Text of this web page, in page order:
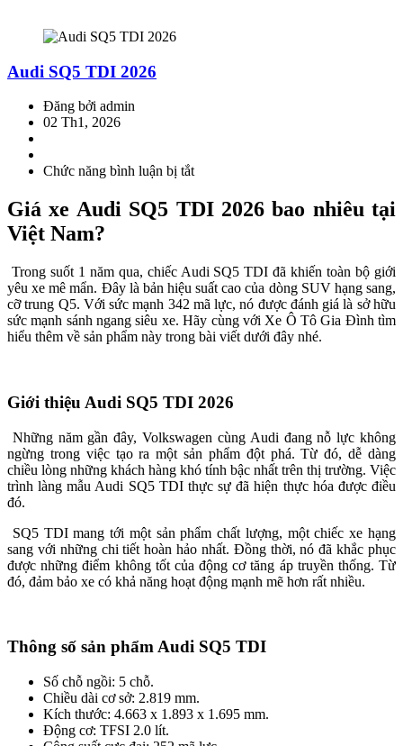
Audi SQ5 TDI 2026
Đăng bởi admin
02 Th1, 2026
Chức năng bình luận bị tắtở
SQ5
TDI
Giá xe Audi SQ5 TDI 2026 bao nhiêu tại
Việt Nam?
Trong suốt 1 năm qua, chiếc Audi SQ5 TDI đã khiến toàn bộ giới
yêu xe mê mẩn. Đây là bản hiệu suất cao của dòng SUV hạng sang,
cỡ trung Q5. Với sức mạnh 342 mã lực, nó được đánh giá là sở hữu
sức mạnh sánh ngang siêu xe. Hãy cùng với Xe Ô Tô Gia Đình tìm
hiểu thêm về sản phẩm này trong bài viết dưới đây nhé.
Giới thiệu Audi SQ5 TDI 2026
Những năm gần đây, Volkswagen cùng Audi đang nỗ lực không
ngừng trong việc tạo ra một sản phẩm đột phá. Từ đó, dễ dàng
chiều lòng những khách hàng khó tính bậc nhất trên thị trường. Việc
trình làng mẫu Audi SQ5 TDI thực sự đã hiện thực hóa được điều
đó.
SQ5 TDI mang tới một sản phẩm chất lượng, một chiếc xe hạng
sang với những chi tiết hoàn hảo nhất. Đồng thời, nó đã khắc phục
được những điểm không tốt của động cơ tăng áp truyền thống. Từ
đó, đảm bảo xe có khả năng hoạt động mạnh mẽ hơn rất nhiều.
Thông số sản phẩm Audi SQ5 TDI
Số chỗ ngồi: 5 chỗ.
Chiều dài cơ sở: 2.819 mm.
Kích thước: 4.663 x 1.893 x 1.695 mm.
Động cơ: TFSI 2.0 lít.